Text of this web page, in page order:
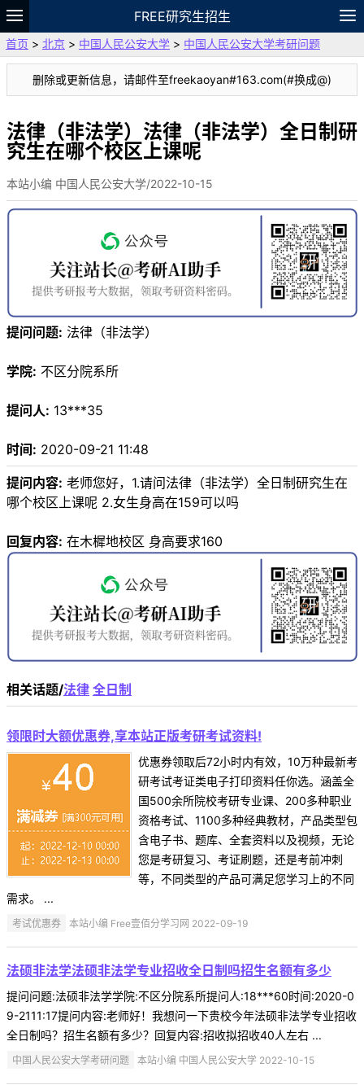
FREE研究生招生
题库
故事 专题 APP 笔记
论坛
VIP
资料
首页 > 北京 > 中国人民公安大学 > 中国人民公安大学考研问题
删除或更新信息，请邮件至freekaoyan#163.com(#换成@)
法律（非法学）法律（非法学）全日制研
究生在哪个校区上课呢
本站小编 中国人民公安大学/2022-10-15
提问问题: 法律（非法学）
学院: 不区分院系所
提问人: 13***35
时间: 2020-09-21 11:48
提问内容: 老师您好，1.请问法律（非法学）全日制研究生在
哪个校区上课呢 2.女生身高在159可以吗
回复内容: 在木樨地校区 身高要求160
相关话题/法律 全日制
领限时大额优惠券,享本站正版考研考试资料!
优惠券领取后72小时内有效，10万种最新考
研考试考证类电子打印资料任你选。涵盖全
国500余所院校考研专业课、200多种职业
资格考试、1100多种经典教材，产品类型包
含电子书、题库、全套资料以及视频，无论
您是考研复习、考证刷题，还是考前冲刺
等，不同类型的产品可满足您学习上的不同
需求。 ...
考试优惠券 本站小编 Free壹佰分学习网 2022-09-19
法硕非法学法硕非法学专业招收全日制吗招生名额有多少
提问问题:法硕非法学学院:不区分院系所提问人:18***60时间:2020-0
9-2111:17提问内容:老师好！我想问一下贵校今年法硕非法学专业招收
全日制吗？招生名额有多少？回复内容:招收拟招收40人左右 ...
中国人民公安大学考研问题 本站小编 中国人民公安大学 2022-10-15